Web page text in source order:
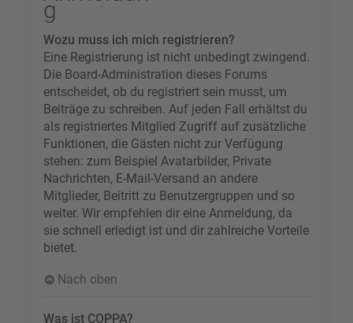
g
Wozu muss ich mich registrieren?
Eine Registrierung ist nicht unbedingt zwingend.
Die Board-Administration dieses Forums
entscheidet, ob du registriert sein musst, um
Beiträge zu schreiben. Auf jeden Fall erhältst du
als registriertes Mitglied Zugriff auf zusätzliche
Funktionen, die Gästen nicht zur Verfügung
stehen: zum Beispiel Avatarbilder, Private
Nachrichten, E-Mail-Versand an andere
Mitglieder, Beitritt zu Benutzergruppen und so
weiter. Wir empfehlen dir eine Anmeldung, da
sie schnell erledigt ist und dir zahlreiche Vorteile
bietet.
Nach oben
Was ist COPPA?